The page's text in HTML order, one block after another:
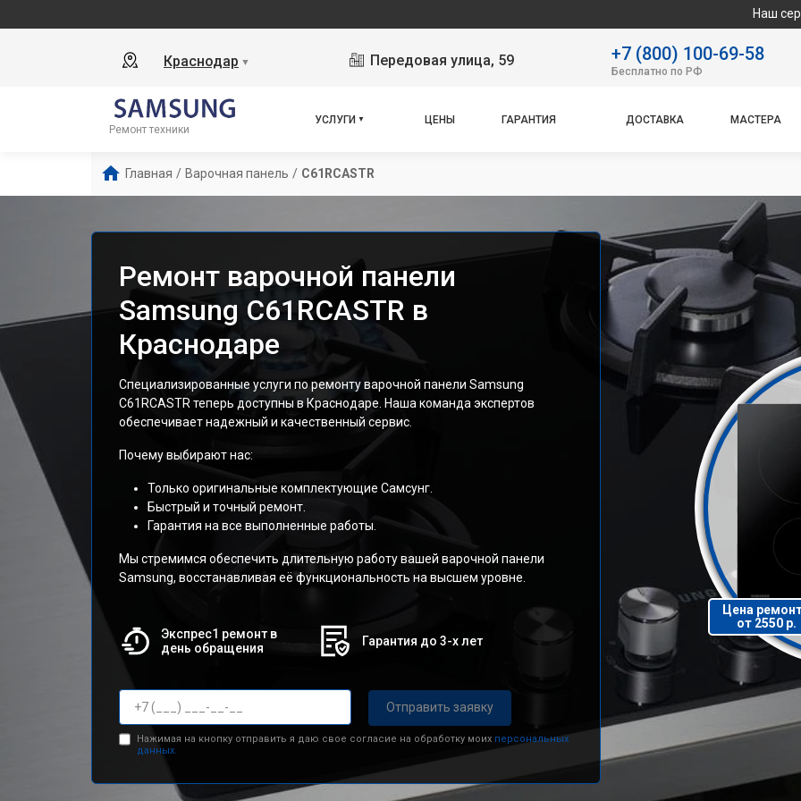
Наш сервисный
Краснодар ▼ Передовая улица, 59 +7 (800) 100-69-58
Бесплатно по РФ
Ремонт техники
УСЛУГИ ЦЕНЫ ГАРАНТИЯ ДОСТАВКА МАСТЕРА
Главная / Варочная панель / C61RCASTR
Ремонт варочной панели
Samsung C61RCASTR в
Краснодаре
Специализированные услуги по ремонту варочной панели Samsung
C61RCASTR теперь доступны в Краснодаре. Наша команда экспертов
обеспечивает надежный и качественный сервис.
Почему выбирают нас:
Только оригинальные комплектующие Самсунг.
Быстрый и точный ремонт.
Гарантия на все выполненные работы.
Мы стремимся обеспечить длительную работу вашей варочной панели
Samsung, восстанавливая её функциональность на высшем уровне.
Экспрес1 ремонт в
день обращения
Гарантия до 3-х лет
Отправить заявку
Нажимая на кнопку отправить я даю свое согласие на обработку моих персональных
данных.
Цена
от 2550 р.